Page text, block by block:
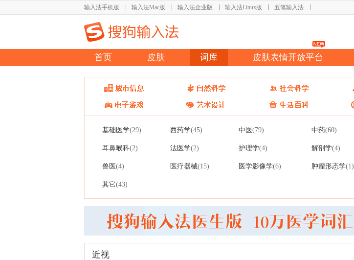
输入法手机版 输入法Mac版 输入法企业版 输入法Linux版 五笔输入法
首页 皮肤 词库 皮肤表情开放平台
基础医学(29) 西药学(45) 中医(79) 中药(60)
耳鼻喉科(2) 法医学(2) 护理学(4) 解剖学(4)
兽医(4) 医疗器械(15) 医学影像学(6) 肿瘤形态学(1)
其它(43)
近视